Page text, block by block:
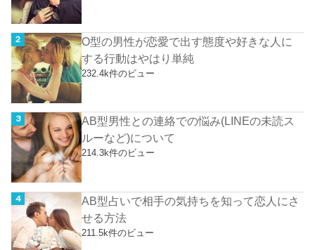
O型の男性が恋愛で出す態度や好きな人に
する行動はやはり単純
232.4k件のビュー
AB型男性との連絡での悩み(LINEの未読ス
ルーなど)について
214.3k件のビュー
AB型占いで相手の気持ちを知って恋人にさ
せる方法
211.5k件のビュー